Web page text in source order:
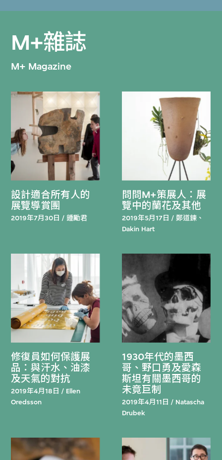
M+雜誌
M+ Magazine
設計適合所有人的
展覽導賞團
2019年7月30日 / 鍾勵君
問問M+策展人：展
覽中的蘭花及其他
2019年5月17日 / 鄭道鍊、
Dakin Hart
修復員如何保護展
品：與汗水、油漆
及天氣的對抗
2019年4月18日 / Ellen
Oredsson
1930年代的墨西
哥、野口勇及愛森
斯坦有關墨西哥的
未竟巨制
2019年4月11日 / Natascha
Drubek